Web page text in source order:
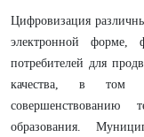
Цифровизация
электронной форме,
потребителей для
качества, в том
совершенствованию
образования.